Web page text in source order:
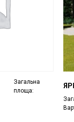
Загальна
площа: